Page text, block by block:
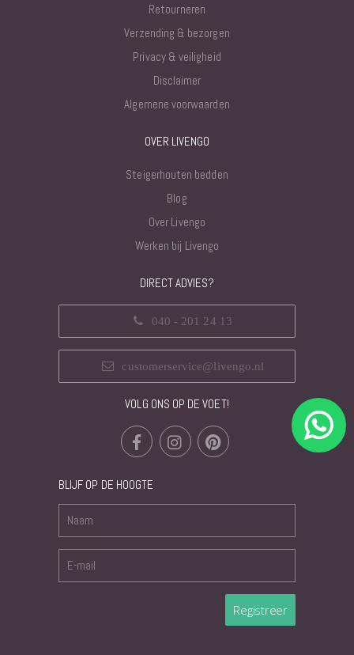
Retourneren
Verzending & bezorgen
Privacy & veiligheid
Disclaimer
Algemene voorwaarden
OVER LIVENGO
Steigerhouten bedden
Blog
Over Livengo
Werken bij Livengo
DIRECT ADVIES?
040 - 201 24 13
customerservice@livengo.nl
VOLG ONS OP DE VOET!
BLIJF OP DE HOOGTE
Registreer